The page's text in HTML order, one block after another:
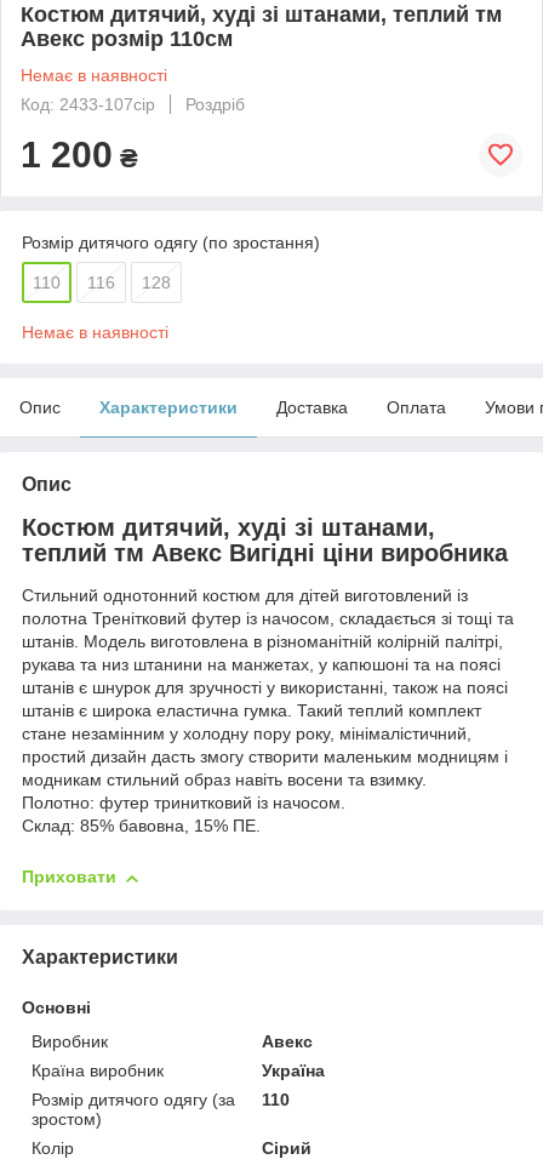
Костюм дитячий, худі зі штанами, теплий тм
Авекс розмір 110см
Немає в наявності
Код: 2433-107сір
Роздріб
1 200 ₴
Розмір дитячого одягу (по зростання)
110 116 128
Немає в наявності
Опис Характеристики Доставка Оплата Умови
Опис
Костюм дитячий, худі зі штанами,
теплий тм Авекс Вигідні ціни виробника
Стильний однотонний костюм для дітей виготовлений із
полотна Тренітковий футер із начосом, складається зі тощі та
штанів. Модель виготовлена в різноманітній колірній палітрі,
рукава та низ штанини на манжетах, у капюшоні та на поясі
штанів є шнурок для зручності у використанні, також на поясі
штанів є широка еластична гумка. Такий теплий комплект
стане незамінним у холодну пору року, мінімалістичний,
простий дизайн дасть змогу створити маленьким модницям і
модникам стильний образ навіть восени та взимку.
Полотно: футер тринитковий із начосом.
Склад: 85% бавовна, 15% ПЕ.
Приховати
Характеристики
Основні
Виробник
Авекс
Країна виробник
Україна
Розмір дитячого одягу (за
зростом)
110
Колір
Сірий